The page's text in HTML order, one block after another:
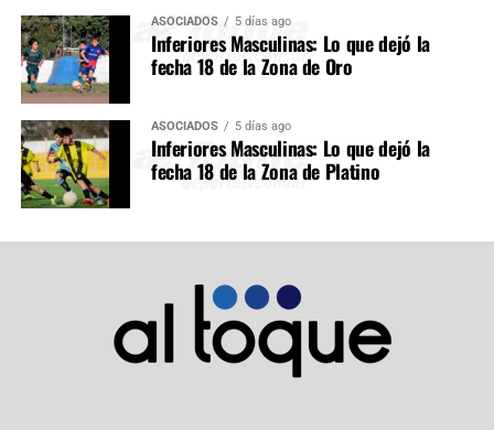
ASOCIADOS 5 días ago
Inferiores Masculinas: Lo que dejó la
fecha 18 de la Zona de Oro
ASOCIADOS 5 días ago
Inferiores Masculinas: Lo que dejó la
fecha 18 de la Zona de Platino